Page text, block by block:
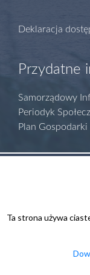
Deklaracja
Przydatne
Samorządowy
Periodyk
Plan
Kontakt
Wszelkie prawa
Ta strona używa